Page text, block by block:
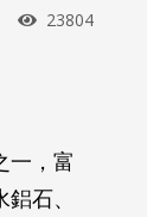
瀏覽次數
23804
一，富
石、